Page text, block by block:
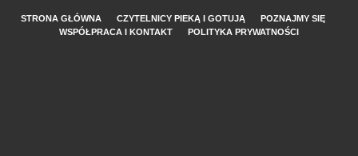
STRONA GŁÓWNA CZYTELNICY PIEKĄ I GOTUJĄ
POZNAJMY SIĘ
WSPÓŁPRACA I KONTAKT
POLITYKA PRYWATNOŚCI